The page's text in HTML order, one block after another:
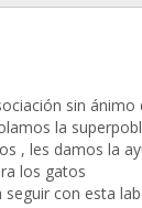
sin ánimo
la
, les damos la
los gatos
seguir con esta